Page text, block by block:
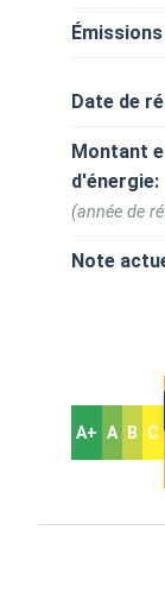
Date de
Montant
d'énergie:
(année de
Note
A+ A B C